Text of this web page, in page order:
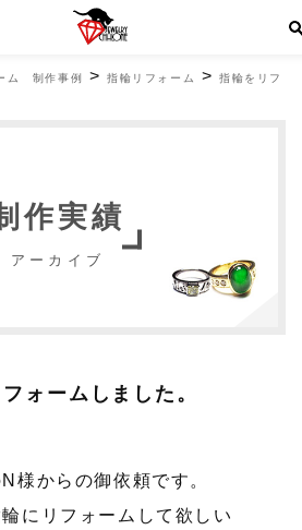
ム 制作事例 >指輪リフォーム >指輪をリフ
作実績
アーカイブ
ォームしました。
様からの御依頼です。
にリフォームして欲しい